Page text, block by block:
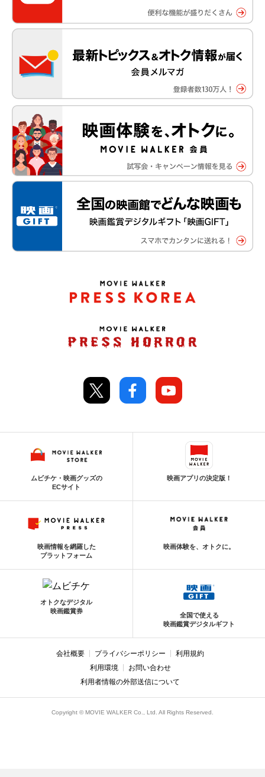
ムビチケ・映画グッズの
ECサイト
映画アプリの決定版！
映画情報を網羅した
プラットフォーム
映画体験を、オトクに。
オトクなデジタル
映画鑑賞券
全国で使える
映画鑑賞デジタルギフト
会社概要 プライバシーポリシー
利用規約
利用環境
お問い合わせ
利用者情報の外部送信について
Copyright © MOVIE WALKER Co., Ltd. All Rights Reserved.